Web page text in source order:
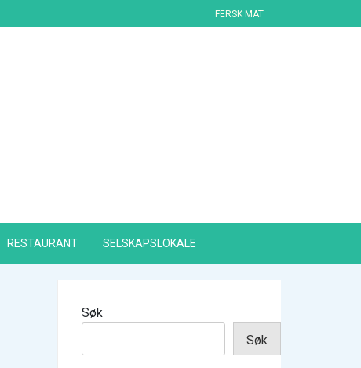
FERSK MAT
RESTAURANT SELSKAPSLOKALE
Søk
Søk